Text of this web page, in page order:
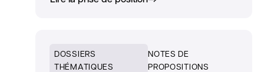
DOSSIERS
THÉMATIQUES
NOTES DE
PROPOSITIONS